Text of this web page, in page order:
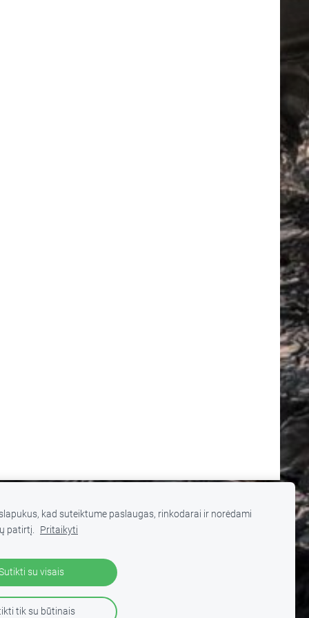
be autorių sutikimo draudžiama
kad suteiktume paslaugas, rinkodarai ir norėdami
patirtį. Pritaikyti
su visais
tik su būtinais